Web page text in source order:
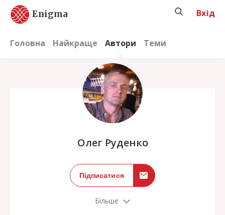
Enigma
Головна Найкраще Автори Теми
Вхід
Олег Руденко
Підписатися
Більше